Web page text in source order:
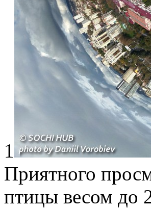
1
Приятного
птицы весом до